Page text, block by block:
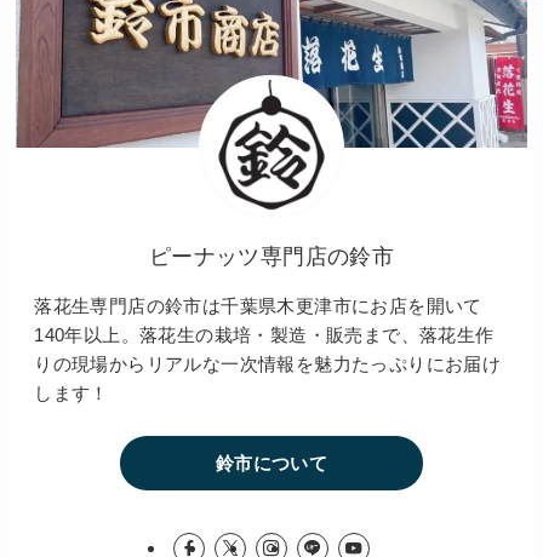
ピーナッツ専門店の鈴市
落花生専門店の鈴市は千葉県木更津市にお店を開いて
140年以上。落花生の栽培・製造・販売まで、落花生作
りの現場からリアルな一次情報を魅力たっぷりにお届け
します！
鈴市について